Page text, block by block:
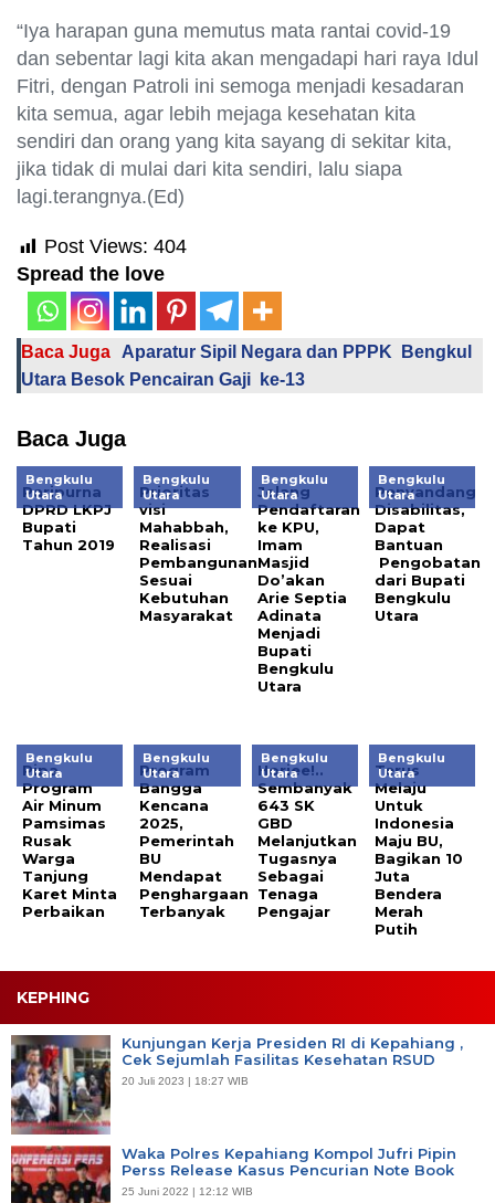
“Iya harapan guna memutus mata rantai covid-19
dan sebentar lagi kita akan mengadapi hari raya Idul
Fitri, dengan Patroli ini semoga menjadi kesadaran
kita semua, agar lebih mejaga kesehatan kita
sendiri dan orang yang kita sayang di sekitar kita,
jika tidak di mulai dari kita sendiri, lalu siapa
lagi.terangnya.(Ed)
Post Views: 404
Spread the love
Baca Juga
Aparatur Sipil Negara dan PPPK Bengkul
Utara Besok Pencairan Gaji ke-13
Baca Juga
Bengkulu
Utara
Paripurna
DPRD LKPJ
Bupati
Tahun 2019
Bengkulu
Utara
Prioritas
visi
Mahabbah,
Realisasi
Pembangunan
Sesuai
Kebutuhan
Masyarakat
Bengkulu
Utara
Jelang
Pendaftaran
ke KPU,
Imam
Masjid
Do’akan
Arie Septia
Adinata
Menjadi
Bupati
Bengkulu
Utara
Bengkulu
Utara
Penyandang
Disabilitas,
Dapat
Bantuan
Pengobatan
dari Bupati
Bengkulu
Utara
Bengkulu
Utara
Pipa
Program
Air Minum
Pamsimas
Rusak
Warga
Tanjung
Karet Minta
Perbaikan
Bengkulu
Utara
Program
Bangga
Kencana
2025,
Pemerintah
BU
Mendapat
Penghargaan
Terbanyak
Bengkulu
Utara
Horiee!..
Sembanyak
643 SK
GBD
Melanjutkan
Tugasnya
Sebagai
Tenaga
Pengajar
Bengkulu
Utara
Terus
Melaju
Untuk
Indonesia
Maju BU,
Bagikan 10
Juta
Bendera
Merah
Putih
KEPHING
Kunjungan Kerja Presiden RI di Kepahiang ,
Cek Sejumlah Fasilitas Kesehatan RSUD
20 Juli 2023 | 18:27 WIB
Waka Polres Kepahiang Kompol Jufri Pipin
Perss Release Kasus Pencurian Note Book
25 Juni 2022 | 12:12 WIB